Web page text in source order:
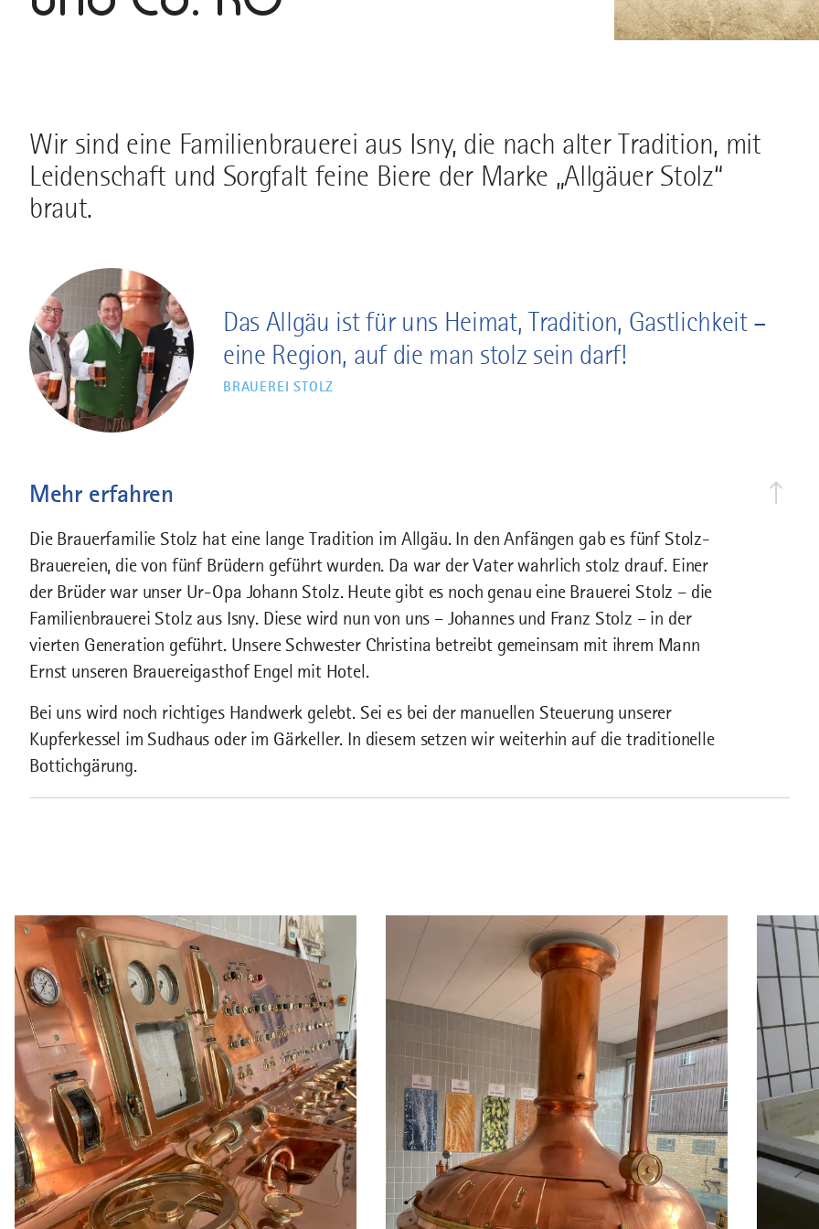
Wir sind eine Familienbrauerei aus Isny, die nach alter Tradition, mit
Leidenschaft und Sorgfalt feine Biere der Marke „Allgäuer Stolz“
braut.
Das Allgäu ist für uns Heimat, Tradition, Gastlichkeit –
eine Region, auf die man stolz sein darf!
BRAUEREI STOLZ
Mehr erfahren
Die Brauerfamilie Stolz hat eine lange Tradition im Allgäu. In den Anfängen gab es fünf Stolz-
Brauereien, die von fünf Brüdern geführt wurden. Da war der Vater wahrlich stolz drauf. Einer
der Brüder war unser Ur-Opa Johann Stolz. Heute gibt es noch genau eine Brauerei Stolz – die
Familienbrauerei Stolz aus Isny. Diese wird nun von uns – Johannes und Franz Stolz – in der
vierten Generation geführt. Unsere Schwester Christina betreibt gemeinsam mit ihrem Mann
Ernst unseren Brauereigasthof Engel mit Hotel.
Bei uns wird noch richtiges Handwerk gelebt. Sei es bei der manuellen Steuerung unserer
Kupferkessel im Sudhaus oder im Gärkeller. In diesem setzen wir weiterhin auf die traditionelle
Bottichgärung.